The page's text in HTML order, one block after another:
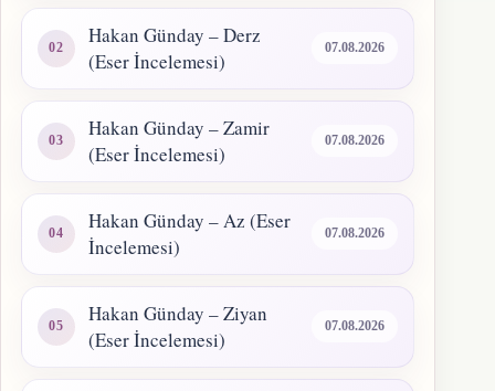
Hakan Günday – Derz
(Eser İncelemesi)
07.08.2026
Hakan Günday – Zamir
(Eser İncelemesi)
07.08.2026
Hakan Günday – Az (Eser
İncelemesi)
07.08.2026
Hakan Günday – Ziyan
(Eser İncelemesi)
07.08.2026